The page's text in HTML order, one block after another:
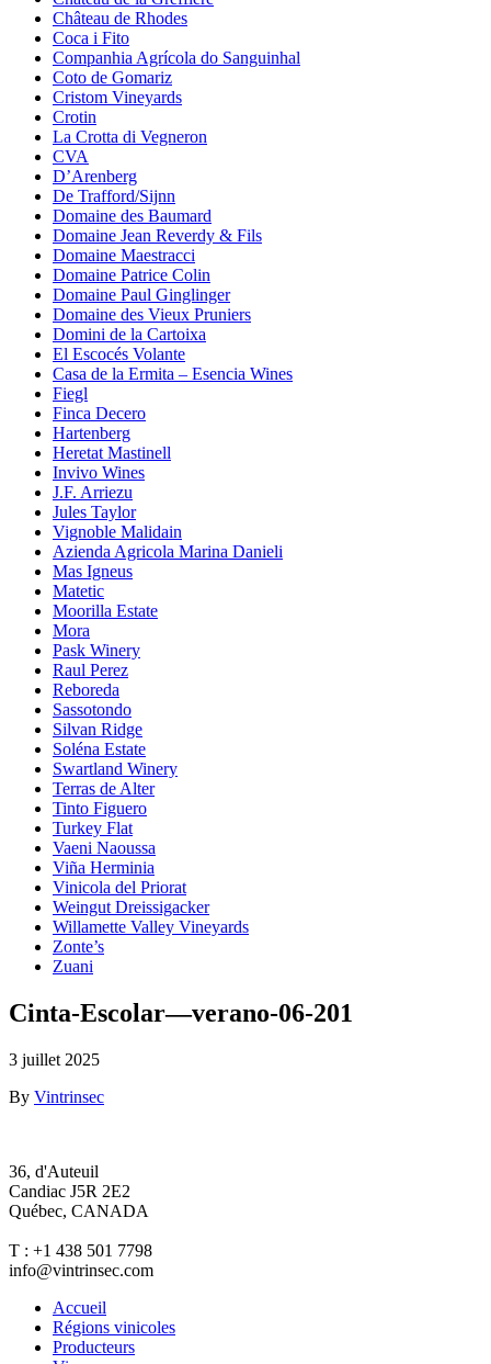
Château de Rhodes
Coca i Fito
Companhia Agrícola do Sanguinhal
Coto de Gomariz
Cristom Vineyards
Crotin
La Crotta di Vegneron
CVA
D’Arenberg
De Trafford/Sijnn
Domaine des Baumard
Domaine Jean Reverdy & Fils
Domaine Maestracci
Domaine Patrice Colin
Domaine Paul Ginglinger
Domaine des Vieux Pruniers
Domini de la Cartoixa
El Escocés Volante
Casa de la Ermita – Esencia Wines
Fiegl
Finca Decero
Hartenberg
Heretat Mastinell
Invivo Wines
J.F. Arriezu
Jules Taylor
Vignoble Malidain
Azienda Agricola Marina Danieli
Mas Igneus
Matetic
Moorilla Estate
Mora
Pask Winery
Raul Perez
Reboreda
Sassotondo
Silvan Ridge
Soléna Estate
Swartland Winery
Terras de Alter
Tinto Figuero
Turkey Flat
Vaeni Naoussa
Viña Herminia
Vinicola del Priorat
Weingut Dreissigacker
Willamette Valley Vineyards
Zonte’s
Zuani
Cinta-Escolar—verano-06-201
3 juillet 2025
By Vintrinsec
36, d'Auteuil
Candiac J5R 2E2
Québec, CANADA
T : +1 438 501 7798
info@vintrinsec.com
Accueil
Régions vinicoles
Producteurs